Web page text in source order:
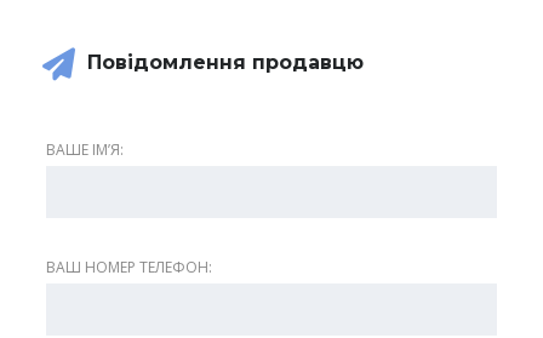
Повідомлення продавцю
ВАШЕ ІМʼЯ:
ВАШ НОМЕР ТЕЛЕФОН: